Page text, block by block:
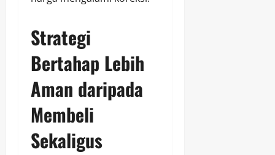
Strategi
Bertahap Lebih
Aman daripada
Membeli
Sekaligus